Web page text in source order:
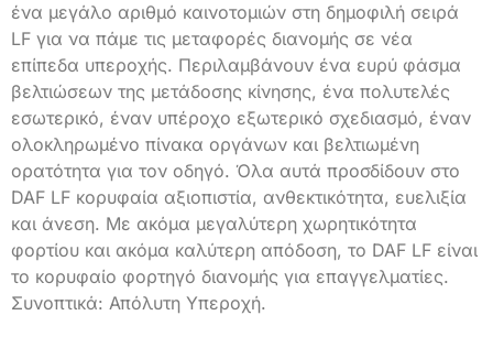
ένα μεγάλο αριθμό καινοτομιών στη δημοφιλή σειρά
LF για να πάμε τις μεταφορές διανομής σε νέα
επίπεδα υπεροχής. Περιλαμβάνουν ένα ευρύ φάσμα
βελτιώσεων της μετάδοσης κίνησης, ένα πολυτελές
εσωτερικό, έναν υπέροχο εξωτερικό σχεδιασμό, έναν
ολοκληρωμένο πίνακα οργάνων και βελτιωμένη
ορατότητα για τον οδηγό. Όλα αυτά προσδίδουν στο
DAF LF κορυφαία αξιοπιστία, ανθεκτικότητα, ευελιξία
και άνεση. Με ακόμα μεγαλύτερη χωρητικότητα
φορτίου και ακόμα καλύτερη απόδοση, το DAF LF είναι
το κορυφαίο φορτηγό διανομής για επαγγελματίες.
Συνοπτικά: Απόλυτη Υπεροχή.